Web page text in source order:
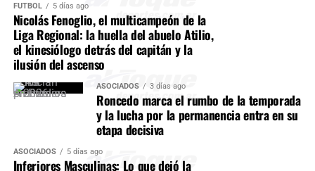
FÚTBOL 5 días ago
Nicolás Fenoglio, el multicampeón de la
Liga Regional: la huella del abuelo Atilio,
el kinesiólogo detrás del capitán y la
ilusión del ascenso
ASOCIADOS 3 días ago
Roncedo marca el rumbo de la temporada
y la lucha por la permanencia entra en su
etapa decisiva
ASOCIADOS 5 días ago
Inferiores Masculinas: Lo que dejó la